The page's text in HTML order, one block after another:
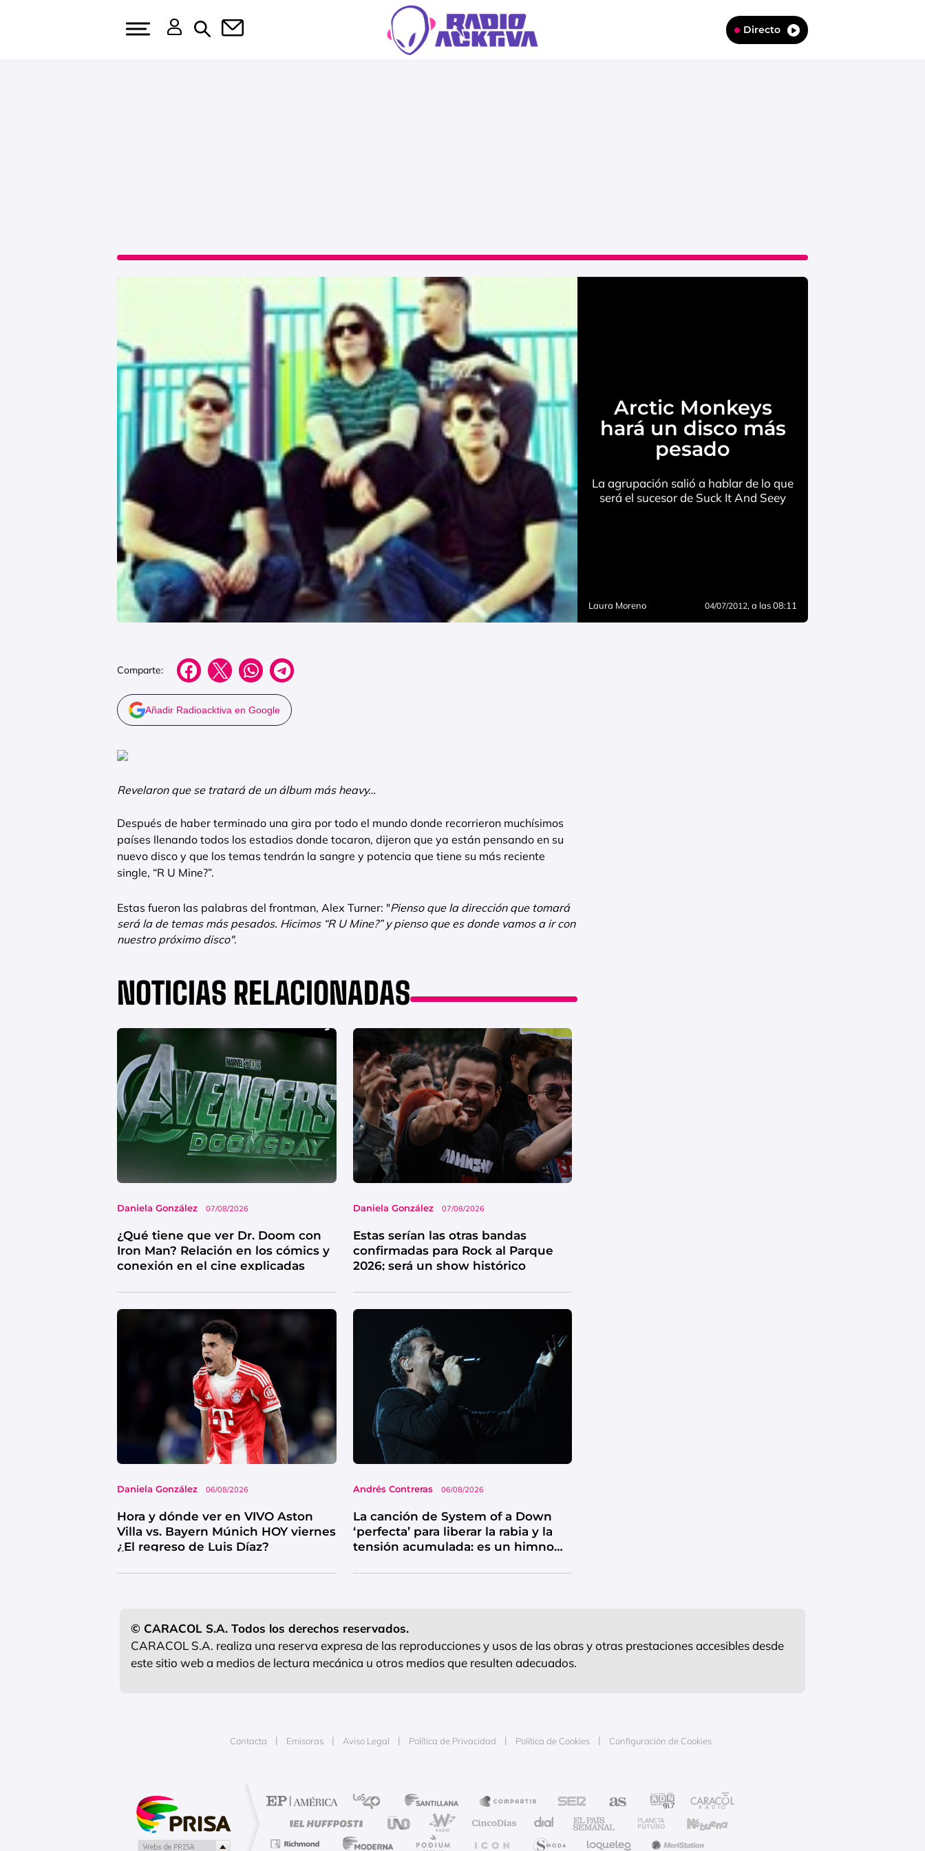
Directo
Arctic Monkeys
hará un disco más
pesado
La agrupación salió a hablar de lo que
será el sucesor de Suck It And Seey
Laura Moreno 04/07/2012, a las 08:11
Comparte:
Añadir Radioacktiva en Google
Revelaron que se tratará de un álbum más heavy…
Después de haber terminado una gira por todo el mundo donde recorrieron muchísimos
países llenando todos los estadios donde tocaron, dijeron que ya están pensando en su
nuevo disco y que los temas tendrán la sangre y potencia que tiene su más reciente
single, “R U Mine?”.
Estas fueron las palabras del frontman, Alex Turner: "Pienso que la dirección que tomará
será la de temas más pesados. Hicimos “R U Mine?” y pienso que es donde vamos a ir con
nuestro próximo disco".
NOTICIAS RELACIONADAS
Daniela González 07/08/2026
¿Qué tiene que ver Dr. Doom con
Iron Man? Relación en los cómics y
conexión en el cine explicadas
Daniela González 07/08/2026
Estas serían las otras bandas
confirmadas para Rock al Parque
2026; será un show histórico
Daniela González 06/08/2026
Hora y dónde ver en VIVO Aston
Villa vs. Bayern Múnich HOY viernes
¿El regreso de Luis Díaz?
Andrés Contreras 06/08/2026
La canción de System of a Down
‘perfecta’ para liberar la rabia y la
tensión acumulada: es un himno
© CARACOL S.A. Todos los derechos reservados.
CARACOL S.A. realiza una reserva expresa de las reproducciones y usos de las obras y otras prestaciones accesibles desde
este sitio web a medios de lectura mecánica u otros medios que resulten adecuados.
Contacta Emisoras Aviso Legal Política de Privacidad Política de Cookies Configuración de Cookies